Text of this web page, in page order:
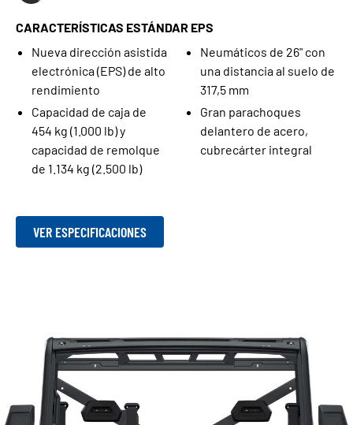
CARACTERÍSTICAS ESTÁNDAR EPS
Nueva dirección asistida
electrónica (EPS) de alto
rendimiento
Capacidad de caja de
454 kg (1.000 lb) y
capacidad de remolque
de 1.134 kg (2.500 lb)
Neumáticos de 26" con
una distancia al suelo de
317,5 mm
Gran parachoques
delantero de acero,
cubrecárter integral
VER ESPECIFICACIONES